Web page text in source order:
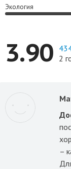
Экология
3.90 2
–